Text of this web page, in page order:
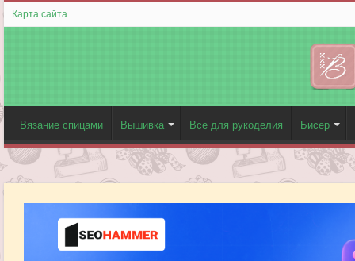
Карта сайта
Вязание спицами Вышивка Все для рукоделия Бисер